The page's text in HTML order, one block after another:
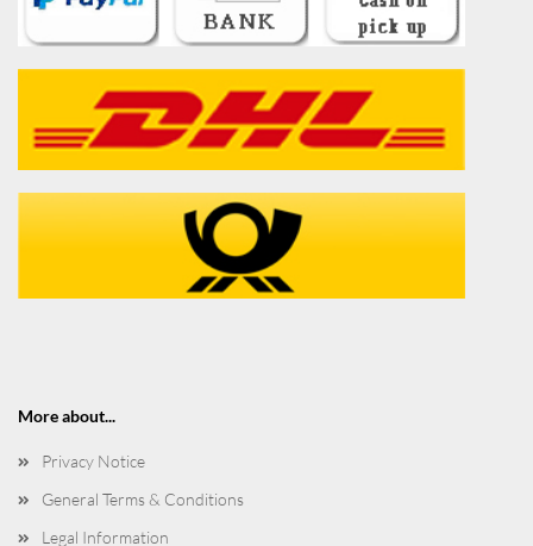
More about...
Privacy Notice
General Terms & Conditions
Legal Information